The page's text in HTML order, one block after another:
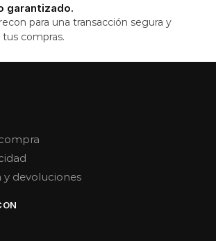
garantizado.
para una transacción segura y
compras.
y devoluciones